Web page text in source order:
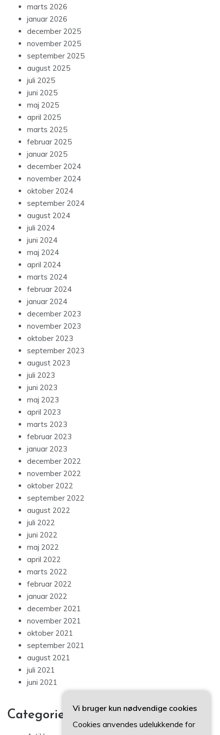
marts 2026
januar 2026
december 2025
november 2025
september 2025
august 2025
juli 2025
juni 2025
maj 2025
april 2025
marts 2025
februar 2025
januar 2025
december 2024
november 2024
oktober 2024
september 2024
august 2024
juli 2024
juni 2024
maj 2024
april 2024
marts 2024
februar 2024
januar 2024
december 2023
november 2023
oktober 2023
september 2023
august 2023
juli 2023
juni 2023
maj 2023
april 2023
marts 2023
februar 2023
januar 2023
december 2022
november 2022
oktober 2022
september 2022
august 2022
juli 2022
juni 2022
maj 2022
april 2022
marts 2022
februar 2022
januar 2022
december 2021
november 2021
oktober 2021
september 2021
august 2021
juli 2021
juni 2021
Categories
Vi bruger kun nødvendige cookies
Cookies anvendes udelukkende for